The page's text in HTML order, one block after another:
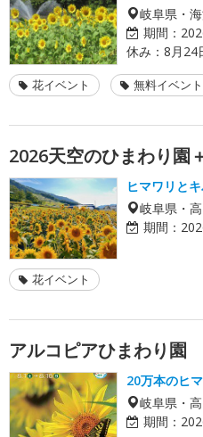
岐阜県・
期間：
休み：8月24
花イベント 無料イベント
2026天空のひまわり園
ヒマワリと
岐阜県・
期間：
花イベント
アルコピアひまわり園
20万本のヒ
岐阜県・
期間：